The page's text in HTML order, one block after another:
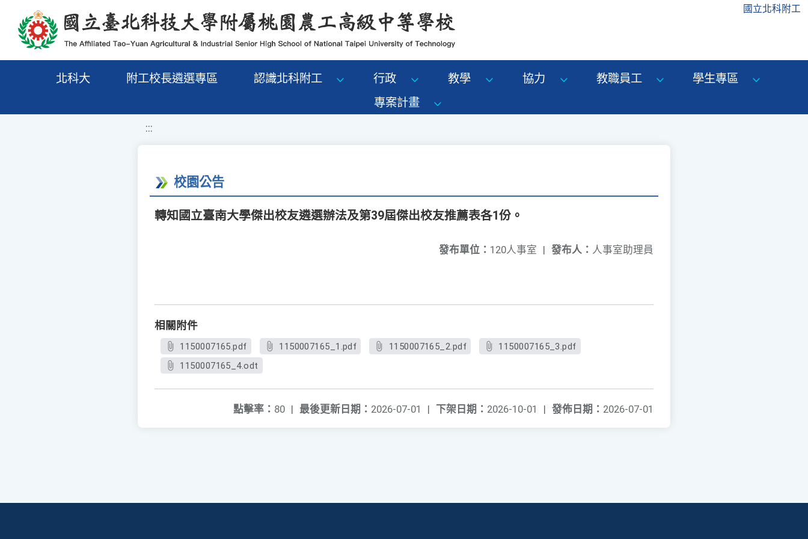
移至網頁之主要內容區位置 國立北科附工
北科大 附工校長遴選專區 認識北科附工 行政 教學 協力 教職員工
學生專區
專案計畫
:::
校園公告
轉知國立臺南大學傑出校友遴選辦法及第39屆傑出校友推薦表各1份。
發布人： 人事室助理員
發布單位： 120人事室 |
相關附件
1150007165.pdf 1150007165_1.pdf 1150007165_2.pdf
1150007165_3.pdf
1150007165_4.odt
發佈日期： 2026-07-01
下架日期： 2026-10-01 |
最後更新日期： 2026-07-01 |
點擊率： 80 |